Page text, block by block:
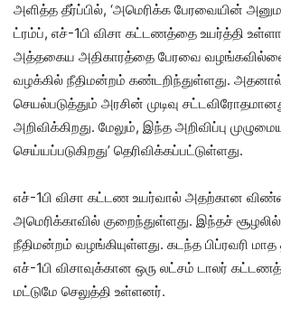
அளித்த தீர்ப்பில், ‘அமெரிக்க பேரவையின்
ட்ரம்ப், எச்-1பி விசா கட்டணத்தை உயர்த்தி
அத்தகைய அதிகாரத்தை பேரவை
வழக்கில் நீதிமன்றம் கண்டறிந்துள்ளது.
செயல்படுத்தும் அரசின் முடிவு
அறிவிக்கிறது. மேலும், இந்த அறிவிப்பு
செய்யப்படுகிறது’ தெரிவிக்கப்பட்டுள்ளது.
எச்-1பி விசா கட்டண உயர்வால் அதற்கான
அமெரிக்காவில் குறைந்துள்ளது. இந்தச்
நீதிமன்றம் வழங்கியுள்ளது. கடந்த பிப்ரவரி மாத
எச்-1பி விசாவுக்கான ஒரு லட்சம் டாலர்
மட்டுமே செலுத்தி உள்ளனர்.